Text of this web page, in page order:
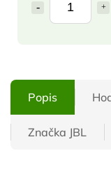
Popis
Značka JBL